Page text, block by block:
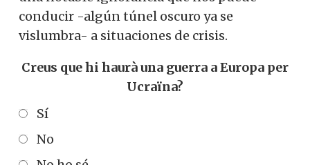
conducir -algún túnel oscuro ya se
vislumbra- a situaciones de crisis.
Creus que hi haurà una guerra a Europa per
Ucraïna?
Sí
No